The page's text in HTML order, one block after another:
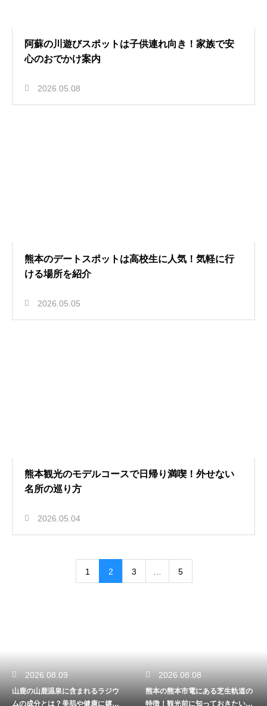
阿蘇の川遊びスポットは子供連れ向き！家族で安
心のおでかけ案内
2026.05.08
熊本のデートスポットは高校生に人気！気軽に行
ける場所を紹介
2026.05.05
熊本観光のモデルコースで日帰り満喫！外せない
名所の巡り方
2026.05.04
1 2 3 5
2026.08.09
山鹿の山鹿温泉に含まれるラジウ
ムの成分とは？美肌や健康に嬉し
2026.08.08
熊本の熊本市電にある芝生軌道の
特徴！観光前に知っておきたい驚